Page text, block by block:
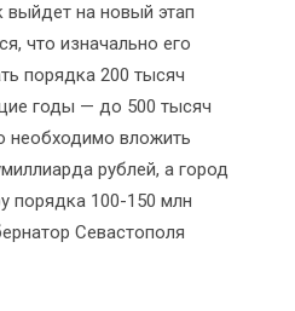
выйдет на новый этап
что изначально его
порядка 200 тысяч
годы — до 500 тысяч
необходимо вложить
рублей, а город
порядка 100-150 млн
Севастополя